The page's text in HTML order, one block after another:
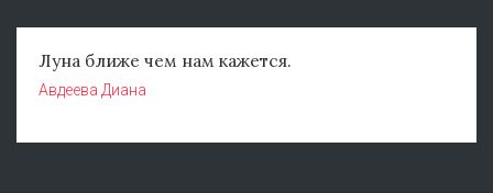
Луна ближе чем нам кажется.
Авдеева Диана